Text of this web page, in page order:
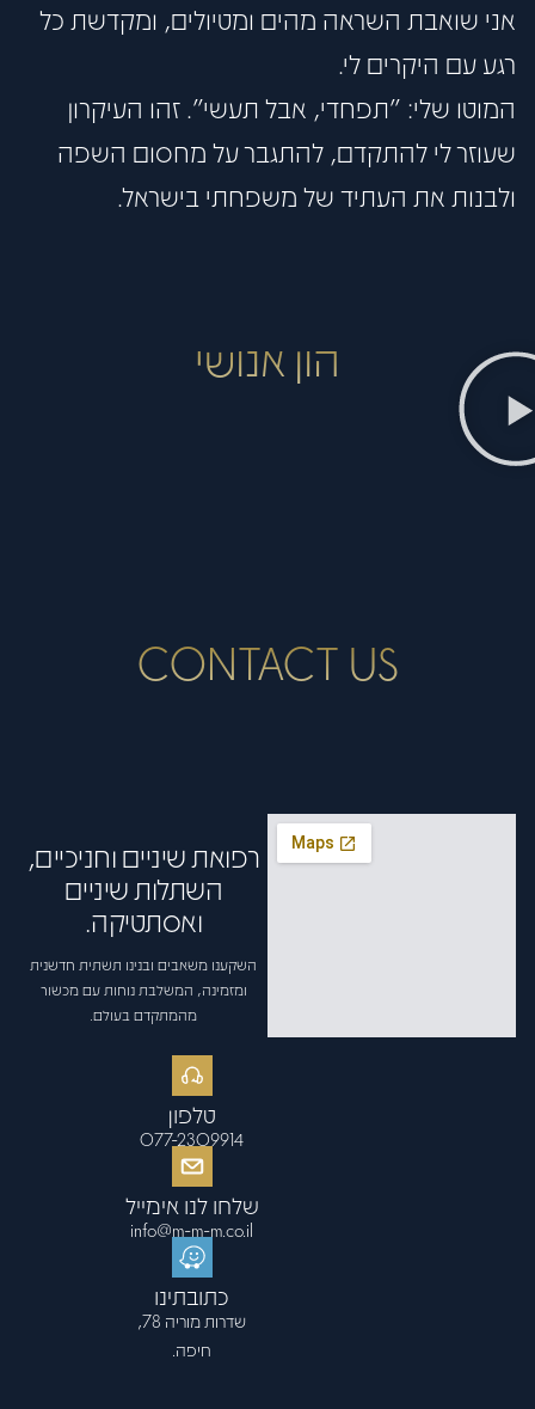
אני שואבת השראה מהים ומטיולים, ומקדשת כל
רגע עם היקרים לי.
המוטו שלי: "תפחדי, אבל תעשי". זהו העיקרון
שעוזר לי להתקדם, להתגבר על מחסום השפה
ולבנות את העתיד של משפחתי בישראל.
הון אנושי
CONTACT US
רפואת שיניים וחניכיים,
השתלות שיניים
ואסתטיקה.
השקענו משאבים ובנינו תשתית חדשנית
ומזמינה, המשלבת נוחות עם מכשור
מהמתקדם בעולם.
טלפון
077-2309914
שלחו לנו אימייל
info@m-m-m.co.il
כתובתינו
שדרות מוריה 78,
חיפה.